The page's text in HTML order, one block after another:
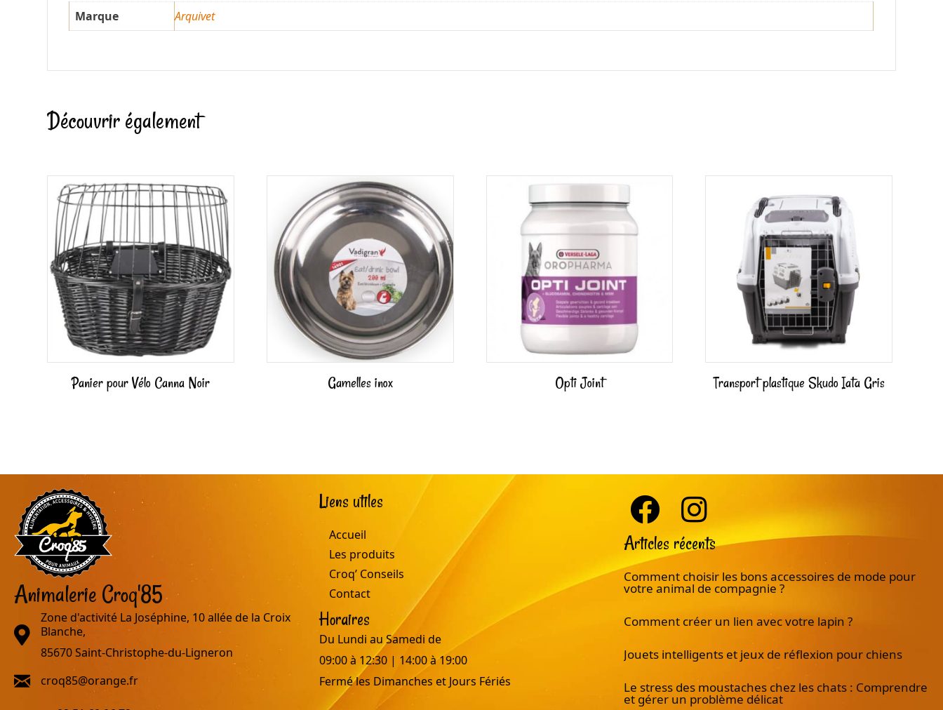
Marque Arquivet
Découvrir également
Panier pour Vélo Canna Noir Gamelles inox Opti Joint Transport plastique Skudo Iata Gris
Animalerie Croq'85
adresse
Zone d'activité La Joséphine, 10 allée de la Croix
Blanche,
85670 Saint-Christophe-du-Ligneron
email croq85@orange.fr
Liens utiles
Accueil
Les produits
Croq’ Conseils
Contact
Horaires
Du Lundi au Samedi de
09:00 à 12:30 | 14:00 à 19:00
Fermé les Dimanches et Jours Fériés
Articles récents
Comment choisir les bons accessoires de mode pour
votre animal de compagnie ?
Comment créer un lien avec votre lapin ?
Jouets intelligents et jeux de réflexion pour chiens
Le stress des moustaches chez les chats : Comprendre
et gérer un problème délicat